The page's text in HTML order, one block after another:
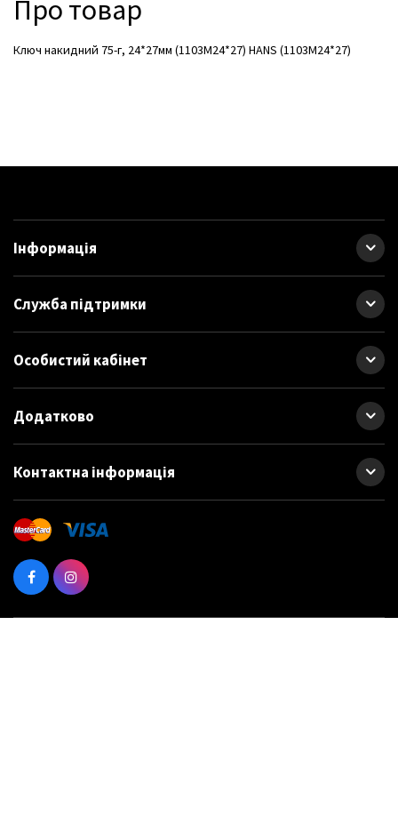
Про товар
Ключ накидний 75-г, 24*27мм (1103M24*27) HANS (1103М24*27)
Інформація
Служба підтримки
Особистий кабінет
Додатково
Контактна інформація